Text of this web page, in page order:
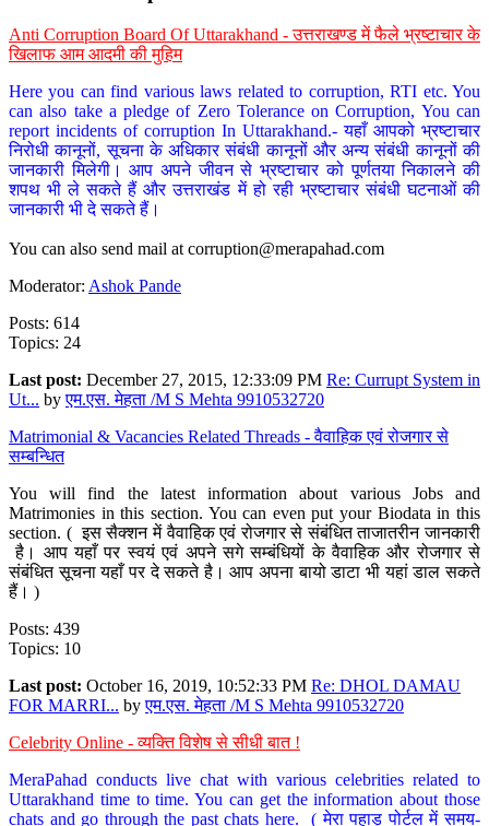
Anti Corruption Board Of Uttarakhand - उत्तराखण्ड में फैले भ्रष्टाचार के
खिलाफ आम आदमी की मुहिम
Here you can find various laws related to corruption, RTI etc. You
can also take a pledge of Zero Tolerance on Corruption, You can
report incidents of corruption In Uttarakhand.- यहाँ आपको भ्रष्टाचार
निरोधी कानूनों, सूचना के अधिकार संबंधी कानूनों और अन्य संबंधी कानूनों की
जानकारी मिलेगी। आप अपने जीवन से भ्रष्टाचार को पूर्णतया निकालने की
शपथ भी ले सकते हैं और उत्तराखंड में हो रही भ्रष्टाचार संबंधी घटनाओं की
जानकारी भी दे सकते हैं।
You can also send mail at corruption@merapahad.com
Moderator: Ashok Pande
Posts: 614
Topics: 24
Last post: December 27, 2015, 12:33:09 PM Re: Currupt System in
Ut... byएम.एस. मेहता /M S Mehta 9910532720
Matrimonial & Vacancies Related Threads - वैवाहिक एवं रोजगार से
सम्बन्धित
You will find the latest information about various Jobs and
Matrimonies in this section. You can even put your Biodata in this
section. ( इस सैक्शन में वैवाहिक एवं रोजगार से संबंधित ताजातरीन जानकारी
है। आप यहाँ पर स्वयं एवं अपने सगे सम्बंधियों के वैवाहिक और रोजगार से
संबंधित सूचना यहाँ पर दे सकते है। आप अपना बायो डाटा भी यहां डाल सकते
हैं। )
Posts: 439
Topics: 10
Last post: October 16, 2019, 10:52:33 PM Re: DHOL DAMAU
FOR MARRI... byएम.एस. मेहता /M S Mehta 9910532720
Celebrity Online - व्यक्ति विशेष से सीधी बात !
MeraPahad conducts live chat with various celebrities related to
Uttarakhand time to time. You can get the information about those
chats and go through the past chats here. ( मेरा पहाड़ पोर्टल में समय-